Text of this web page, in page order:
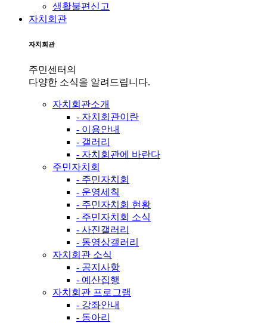
생활불편신고
자치회관
자치회관
주민센터의
다양한 소식을 알려드립니다.
자치회관소개
- 자치회관이란
- 이용안내
- 갤러리
- 자치회관에 바란다
주민자치회
- 주민자치회
- 운영세칙
- 주민자치회 현황
- 주민자치회 소식
- 사진갤러리
- 동영상갤러리
자치회관 소식
- 공지사항
- 예산집행
자치회관 프로그램
- 강좌안내
- 동아리